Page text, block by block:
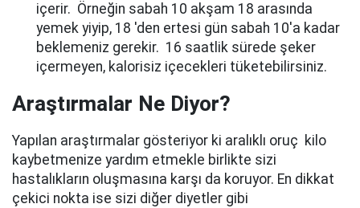
içerir. Örneğin sabah 10 akşam 18 arasında
yemek yiyip, 18 'den ertesi gün sabah 10'a kadar
beklemeniz gerekir. 16 saatlik sürede şeker
içermeyen, kalorisiz içecekleri tüketebilirsiniz.
Araştırmalar Ne Diyor?
Yapılan araştırmalar gösteriyor ki aralıklı oruç kilo
kaybetmenize yardım etmekle birlikte sizi
hastalıkların oluşmasına karşı da koruyor. En dikkat
çekici nokta ise sizi diğer diyetler gibi